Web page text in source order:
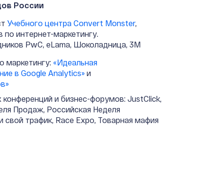
России
Учебного центра Convert Monster,
по интернет-маркетингу.
PwC, eLama, Шоколадница, 3M
маркетингу: «Идеальная
в Google Analytics» и
конференций и бизнес-форумов: JustClick,
Продаж, Российская Неделя
свой трафик, Race Expo, Товарная мафия